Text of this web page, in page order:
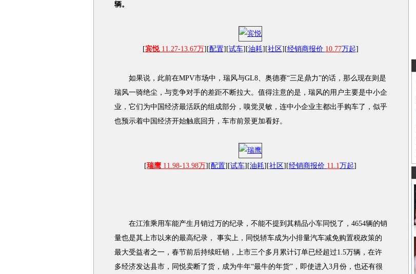
辆。
[宾悦11.27-13.67万][配置][试车][油耗][社区][经销商报价 10.77万起]
如果说，此前在MPV市场中，瑞风与GL8、奥德赛“三足鼎力”的话，那么现在则是
瑞风一骑绝尘，与竞争对手的差距不断拉大。值得注意的是，瑞风的用户主要是中小企
业，它们为中国经济最活跃的组成部分，嗅觉灵敏，连中小企业主都出手购车了，似乎
也预示着中国经济开始触底回升，车市前景更加看好。
[瑞鹰 11.98-13.98万][配置][试车][油耗][社区][经销商报价 11.1万起]
在江淮乘用车能产生月销过万的纪录，不能不提到其精品小车同悦了，4654辆的销
量也是其上市以来的最高纪录， 事实上，同悦轿车成为小排量汽车减免购置税政策的
最大受益者之一，春节前后持续旺销，上市三个多月累计订单已经超过1.5万辆，在许
多经济发达县市，同悦卖断了货，成为牛年“最牛的年货”，即使进入3月份，也还有很